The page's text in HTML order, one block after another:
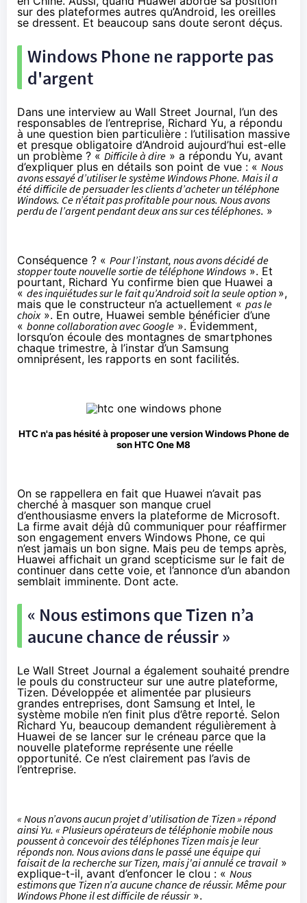
sur des plateformes autres qu’Android, les oreilles
se dressent. Et beaucoup sans doute seront déçus.
Windows Phone ne rapporte pas
d'argent
Dans une interview au Wall Street Journal, l’un des
responsables de l’entreprise, Richard Yu, a répondu
à une question bien particulière : l’utilisation massive
et presque obligatoire d’Android aujourd’hui est-elle
un problème ? « Difficile à dire » a répondu Yu, avant
d’expliquer plus en détails son point de vue : « Nous
avons essayé d’utiliser le système Windows Phone. Mais il a
été difficile de persuader les clients d’acheter un téléphone
Windows. Ce n’était pas profitable pour nous. Nous avons
perdu de l’argent pendant deux ans sur ces téléphones. »
Conséquence ? « Pour l’instant, nous avons décidé de
stopper toute nouvelle sortie de téléphone Windows ». Et
pourtant, Richard Yu confirme bien que Huawei a
« des inquiétudes sur le fait qu’Android soit la seule option »,
mais que le constructeur n’a actuellement « pas le
choix». En outre, Huawei semble bénéficier d’une
« bonne collaboration avec Google ». Évidemment,
lorsqu’on écoule des montagnes de smartphones
chaque trimestre, à l’instar d’un Samsung
omniprésent, les rapports en sont facilités.
HTC n'a pas hésité à proposer une version Windows Phone de
son HTC One M8
On se rappellera en fait que Huawei n’avait pas
cherché à masquer son manque cruel
d’enthousiasmeenvers la plateforme de Microsoft.
La firme avait déjà dû communiquer pour réaffirmer
son engagement envers Windows Phone, ce qui
n’est jamais un bon signe. Mais peu de temps après,
Huawei affichait un grand scepticisme sur le fait de
continuer dans cette voie, et l’annonce d’un abandon
semblait imminente. Dont acte.
« Nous estimons que Tizen n’a
aucune chance de réussir »
Le Wall Street Journal a également souhaité prendre
le pouls du constructeur sur une autre plateforme,
Tizen. Développée et alimentée par plusieurs
grandes entreprises, dont Samsung et Intel, le
système mobile n’en finit plus d’être reporté. Selon
Richard Yu, beaucoup demandent régulièrement à
Huawei de se lancer sur le créneau parce que la
nouvelle plateforme représente une réelle
opportunité. Ce n’est clairement pas l’avis de
l’entreprise.
« Nous n’avons aucun projet d’utilisation de Tizen » répond
ainsi Yu. « Plusieurs opérateurs de téléphonie mobile nous
poussent à concevoir des téléphones Tizen mais je leur
réponds non. Nous avions dans le passé une équipe qui
faisait de la recherche sur Tizen, mais j'ai annulé ce travail »
explique-t-il, avant d’enfoncer le clou : « Nous
estimons que Tizen n’a aucune chance de réussir. Même pour
Windows Phone il est difficile de réussir».